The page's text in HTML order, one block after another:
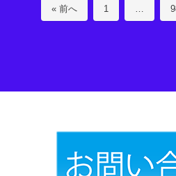
« 前へ 1